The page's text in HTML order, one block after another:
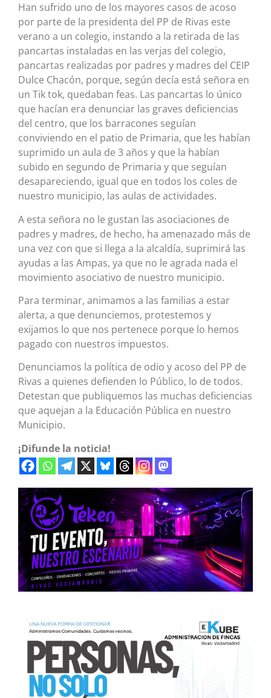
Han sufrido uno de los mayores casos de acoso
por parte de la presidenta del PP de Rivas este
verano a un colegio, instando a la retirada de las
pancartas instaladas en las verjas del colegio,
pancartas realizadas por padres y madres del CEIP
Dulce Chacón, porque, según decía está señora en
un Tik tok, quedaban feas. Las pancartas lo único
que hacían era denunciar las graves deficiencias
del centro, que los barracones seguían
conviviendo en el patio de Primaria, que les habían
suprimido un aula de 3 años y que la habían
subido en segundo de Primaria y que seguían
desapareciendo, igual que en todos los coles de
nuestro municipio, las aulas de actividades.
A esta señora no le gustan las asociaciones de
padres y madres, de hecho, ha amenazado más de
una vez con que si llega a la alcaldía, suprimirá las
ayudas a las Ampas, ya que no le agrada nada el
movimiento asociativo de nuestro municipio.
Para terminar, animamos a las familias a estar
alerta, a que denunciemos, protestemos y
exijamos lo que nos pertenece porque lo hemos
pagado con nuestros impuestos.
Denunciamos la política de odio y acoso del PP de
Rivas a quienes defienden lo Público, lo de todos.
Detestan que publiquemos las muchas deficiencias
que aquejan a la Educación Pública en nuestro
Municipio.
¡Difunde la noticia!